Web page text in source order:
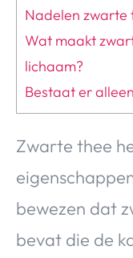
Nadelen zwarte
Wat maakt
lichaam?
Bestaat er
Zwarte thee
bewezen dat
bevat die de